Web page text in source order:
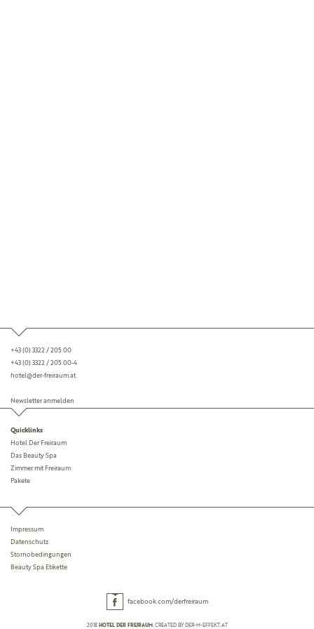
+43 (0) 3322 / 205 00
+43 (0) 3322 / 205 00-4
hotel@der-freiraum.at
Newsletter anmelden
Quicklinks
Hotel Der Freiraum
Das Beauty Spa
Zimmer mit Freiraum
Pakete
Impressum
Datenschutz
Storno­bedingungen
Beauty Spa Etikette
facebook.com/derfreiraum
2018 HOTEL DER FREIRAUM. CREATED BY DER-M-EFFEKT.AT